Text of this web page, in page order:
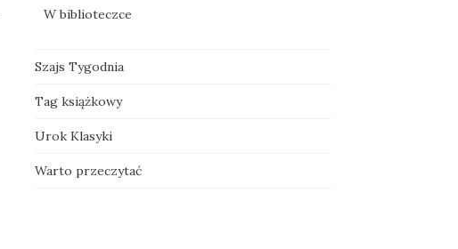
W biblioteczce
Szajs Tygodnia
Tag książkowy
Urok Klasyki
Warto przeczytać